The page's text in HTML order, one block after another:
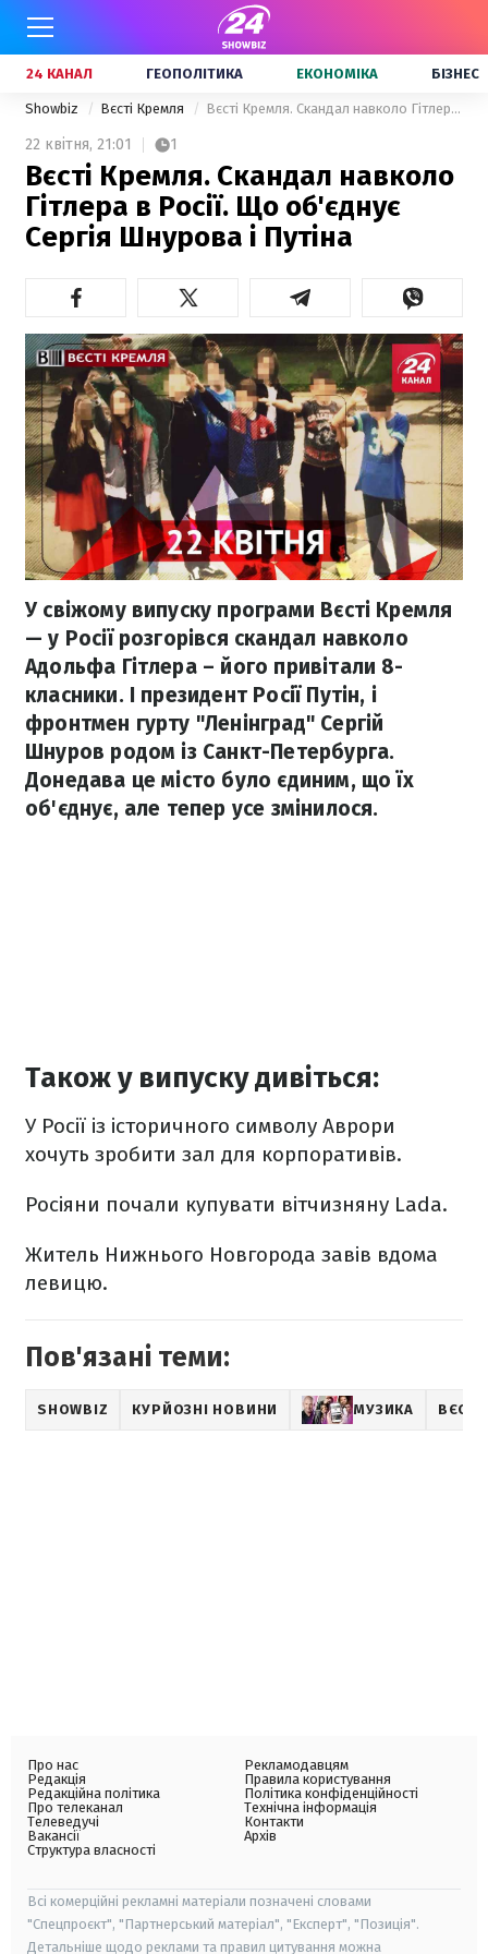
24 КАНАЛ ГЕОПОЛІТИКА ЕКОНОМІКА БІЗНЕС
Showbiz Вєсті Кремля Вєсті Кремля. Скандал навколо Гітлера в Росії. Що об'єднує Сергія Шнурова і Путіна
22 квітня, 21:01 1
Вєсті Кремля. Скандал навколо
Гітлера в Росії. Що об'єднує
Сергія Шнурова і Путіна
У свіжому випуску програми Вєсті Кремля
— у Росії розгорівся скандал навколо
Адольфа Гітлера – його привітали 8-
класники. І президент Росії Путін, і
фронтмен гурту "Ленінград" Сергій
Шнуров родом із Санкт-Петербурга.
Донедава це місто було єдиним, що їх
об'єднує, але тепер усе змінилося.
Також у випуску дивіться:
У Росії із історичного символу Аврори
хочуть зробити зал для корпоративів.
Росіяни почали купувати вітчизняну Lada.
Житель Нижнього Новгорода завів вдома
левицю.
Пов'язані теми:
SHOWBIZ КУРЙОЗНІ НОВИНИ МУЗИКА
Про нас
Редакція
Редакційна політика
Про телеканал
Телеведучі
Вакансії
Структура власності
Рекламодавцям
Правила користування
Політика конфіденційності
Технічна інформація
Контакти
Архів
Всі комерційні рекламні матеріали позначені словами
"Спецпроєкт", "Партнерський матеріал", "Експерт", "Позиція".
Детальніше щодо реклами та правил цитування можна